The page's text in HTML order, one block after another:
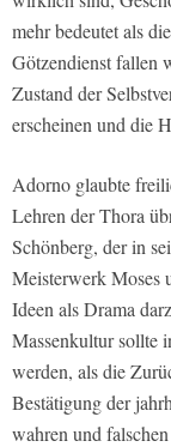
mehr bedeutet als
Götzendienst fallen
Zustand der
erscheinen und die
Adorno glaubte
Lehren der Thora
Schönberg, der in
Meisterwerk Moses
Ideen als Drama
Massenkultur sollte
werden, als die
Bestätigung der
wahren und